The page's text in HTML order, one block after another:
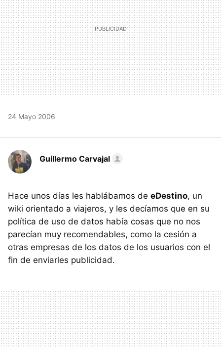
24 Mayo 2006
Guillermo Carvajal
Hace unos días les hablábamos de eDestino, un
wiki orientado a viajeros, y les decíamos que en su
política de uso de datos había cosas que no nos
parecían muy recomendables, como la cesión a
otras empresas de los datos de los usuarios con el
fin de enviarles publicidad.